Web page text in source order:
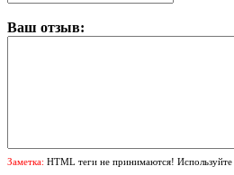
Ваш отзыв:
Заметка: HTML теги не принимаются! Используйте